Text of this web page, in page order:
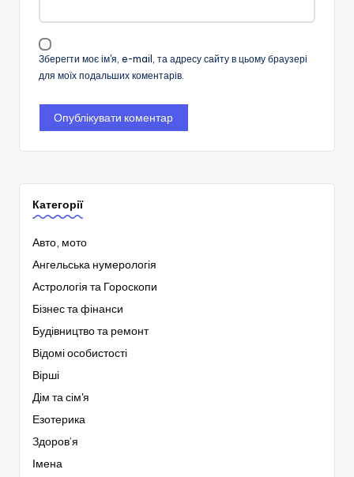
Зберегти моє ім'я, e-mail, та адресу сайту в цьому браузері
для моїх подальших коментарів.
Категорії
Авто, мото
Ангельська нумерологія
Астрологія та Гороскопи
Бізнес та фінанси
Будівництво та ремонт
Відомі особистості
Вірші
Дім та сім'я
Езотерика
Здоров’я
Імена